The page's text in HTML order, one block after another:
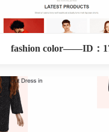
fashion color——ID：